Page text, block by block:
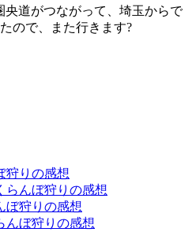
央道がつながって、埼玉からで
ので、また行きます?
狩りの感想
らんぼ狩りの感想
ぼ狩りの感想
んぼ狩りの感想